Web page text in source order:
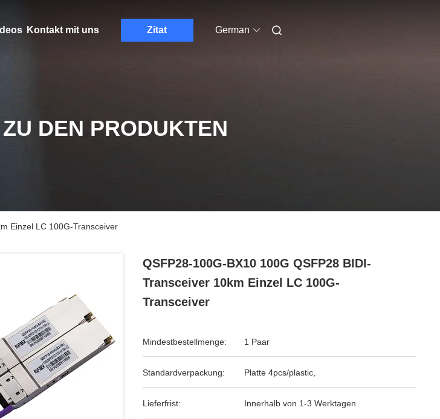
Kontakt mit uns Zitat German
DEN PRODUKTEN
Einzel LC 100G-Transceiver
QSFP28-100G-BX10 100G QSFP28 BIDI-
Transceiver 10km Einzel LC 100G-
Transceiver
Mindestbestellmenge: 1 Paar
Standardverpackung: Platte 4pcs/plastic,
Lieferfrist: Innerhalb von 1-3 Werktagen